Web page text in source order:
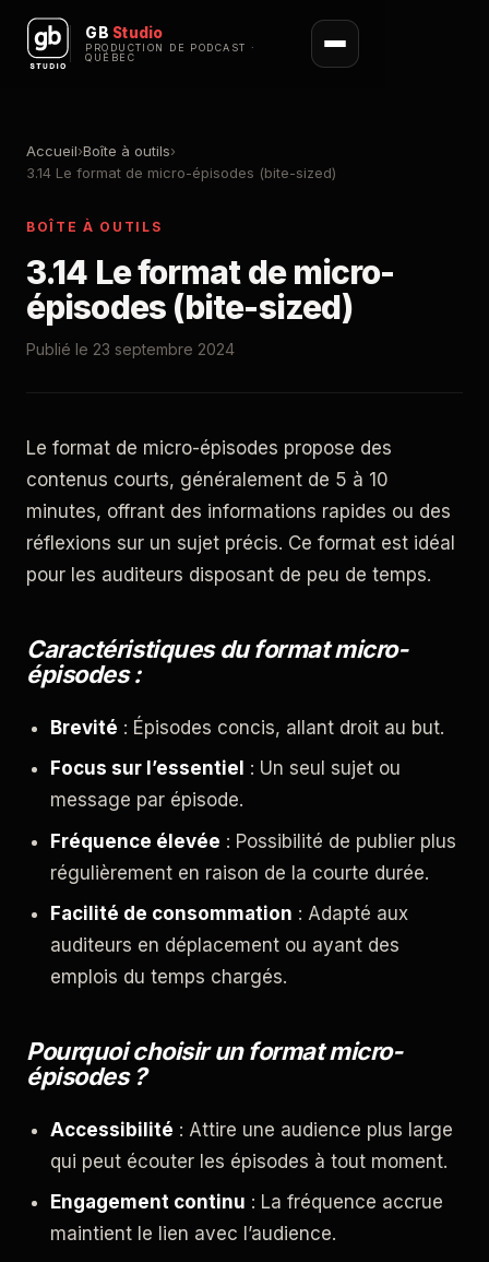
GB Studio
PRODUCTION DE PODCAST ·
QUÉBEC
Accueil›Boîte à outils›
3.14 Le format de micro-épisodes (bite-sized)
BOÎTE À OUTILS
3.14 Le format de micro-
épisodes (bite-sized)
Publié le 23 septembre 2024
Le format de micro-épisodes propose des
contenus courts, généralement de 5 à 10
minutes, offrant des informations rapides ou des
réflexions sur un sujet précis. Ce format est idéal
pour les auditeurs disposant de peu de temps.
Caractéristiques du format micro-
épisodes :
Brevité : Épisodes concis, allant droit au but.
Focus sur l’essentiel : Un seul sujet ou
message par épisode.
Fréquence élevée : Possibilité de publier plus
régulièrement en raison de la courte durée.
Facilité de consommation : Adapté aux
auditeurs en déplacement ou ayant des
emplois du temps chargés.
Pourquoi choisir un format micro-
épisodes ?
Accessibilité : Attire une audience plus large
qui peut écouter les épisodes à tout moment.
Engagement continu : La fréquence accrue
maintient le lien avec l’audience.